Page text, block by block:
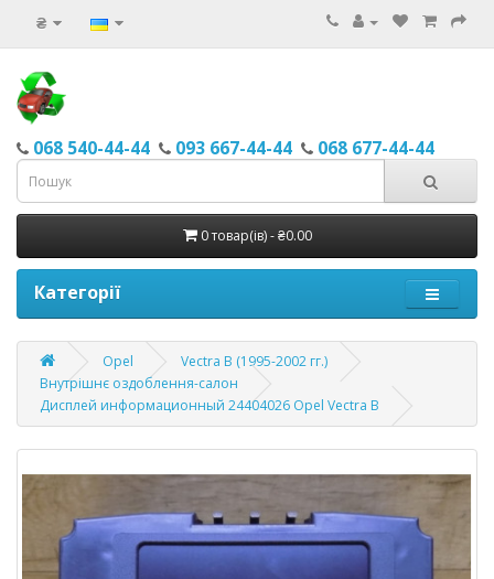
₴
068 540-44-44 093 667-44-44 068 677-44-44
0 товар(ів) - ₴0.00
Категорії
Opel
Vectra B (1995-2002 гг.)
Внутрішнє оздоблення-салон
Дисплей информационный 24404026 Opel Vectra B